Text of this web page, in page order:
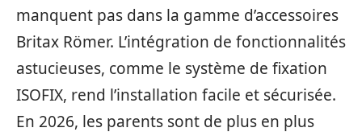
manquent pas dans la gamme d’accessoires
Britax Römer. L’intégration de fonctionnalités
astucieuses, comme le système de fixation
ISOFIX, rend l’installation facile et sécurisée.
En 2026, les parents sont de plus en plus